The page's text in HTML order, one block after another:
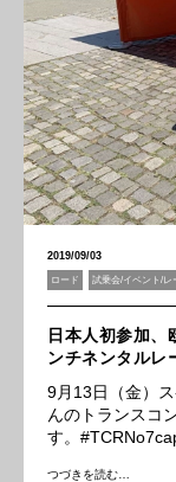
2019/09/03
ロード 試乗会/イベント/レ
日本人初参加、
ンチネンタルレ
9月13日（金）
んのトランスコ
す。
つづきを読む…